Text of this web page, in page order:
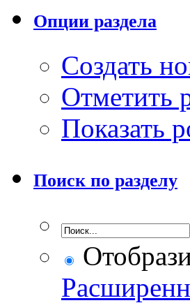
Опции раздела
Создать
Отметить
Показать
Поиск по разделу